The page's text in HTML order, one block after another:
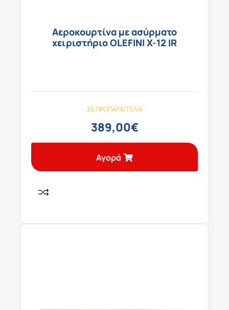
Αεροκουρτίνα με ασύρματο
χειριστήριο OLEFINI X-12 IR
ΣΕ ΠΡΟΠΑΡΑΓΓΕΛΊΑ
389,00€
Αγορά